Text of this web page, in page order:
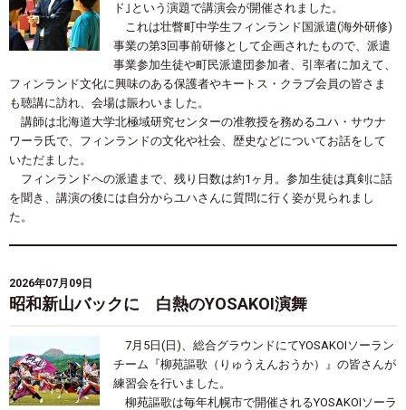
ド｣という演題で講演会が開催されました。
これは壮瞥町中学生フィンランド国派遣(海外研修)
事業の第3 回事前研修として企画されたもので、派遣
事業参加生徒や町民派遣団参加者、引率者に加えて、
フィンランド文化に興味のある保護者やキートス・クラブ会員の皆さま
も聴講に訪れ、会場は賑わいました。
講師は北海道大学北極域研究センターの准教授を務めるユハ・サウナ
ワーラ氏で、フィンランドの文化や社会、歴史などについてお話をして
いただました。
フィンランドへの派遣まで、残り日数は約1 ヶ月。参加生徒は真剣に話
を聞き、講演の後には自分からユハさんに質問に行く姿が見られまし
た。
2026年07月09日
昭和新山バックに 白熱のYOSAKOI演舞
7月 5 日 ( 日 )、総合グラウンドにてYOSAKOI ソーラン
チーム『柳苑謳歌（りゅうえんおうか）』の皆さんが
練習会を行いました。
柳苑謳歌は毎年札幌市で開催されるYOSAKOI ソーラ